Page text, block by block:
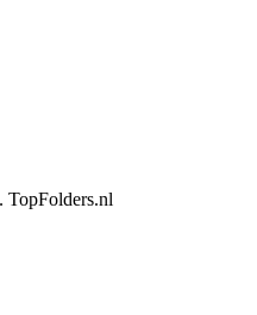
TopFolders.nl